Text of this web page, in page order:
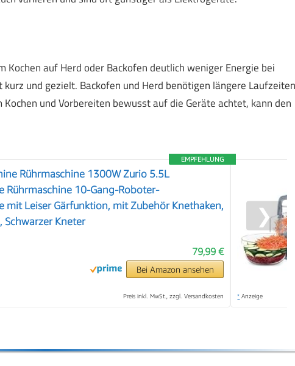
Kochen auf Herd oder Backofen deutlich weniger Energie bei
und gezielt. Backofen und Herd benötigen längere Laufzeiten
und Vorbereiten bewusst auf die Geräte achtet, kann den
EMPFEHLUNG
Rührmaschine 1300W Zurio 5.5L
Rührmaschine 10-Gang-Roboter-
mit Leiser Gärfunktion, mit Zubehör Knethaken,
Schwarzer Kneter
79,99 €
Bei Amazon ansehen
Preis inkl. MwSt., zzgl. Versandkosten * Anzeige
❯